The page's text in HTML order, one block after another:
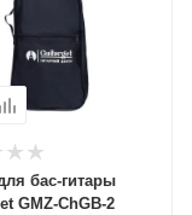
бас-гитары
GMZ-ChGB-2